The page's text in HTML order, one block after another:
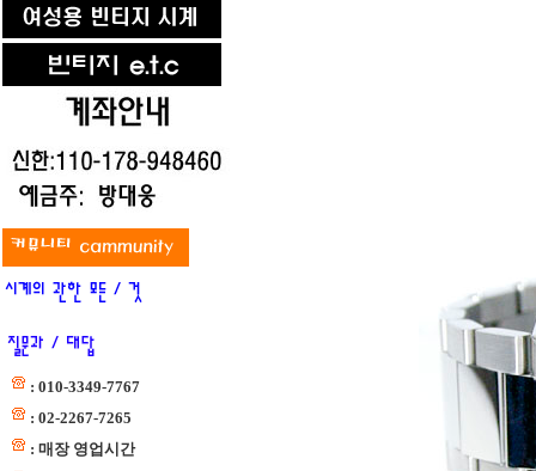
: 010-3349-7767
: 02-2267-7265
: 매장 영업시간